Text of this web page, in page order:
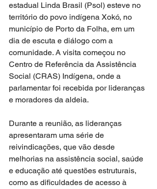
estadual Linda Brasil (Psol) esteve no
território do povo indígena Xokó, no
município de Porto da Folha, em um
dia de escuta e diálogo com a
comunidade. A visita começou no
Centro de Referência da Assistência
Social (CRAS) Indígena, onde a
parlamentar foi recebida por lideranças
e moradores da aldeia.
Durante a reunião, as lideranças
apresentaram uma série de
reivindicações, que vão desde
melhorias na assistência social, saúde
e educação até questões estruturais,
como as dificuldades de acesso à